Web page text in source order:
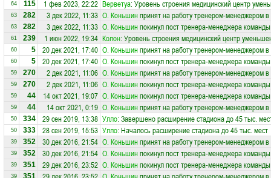
64 115 1 фев 2023, 22:22 Верветуа: Уровень строения медицинский центр
63 282 3 дек 2022, 11:33 О. Коньшинпринят на работу тренером-менеджером
63 282 3 дек 2022, 11:33 О. Коньшинпокинул пост тренера-менеджера
61 239 1 июн 2022, 19:34 Колон: Уровень строения медицинский центр
60 5 20 дек 2021, 17:40 О. Коньшинпринят на работу тренером-менеджером
60 5 20 дек 2021, 17:40 О. Коньшинпокинул пост тренера-менеджера
59 270 2 дек 2021, 11:06 О. Коньшинпринят на работу тренером-менеджером
59 270 2 дек 2021, 11:06 О. Коньшинпокинул пост тренера-менеджера
59 44 14 окт 2021, 19:07 О. Коньшинпокинул пост тренера-менеджера
59 44 14 окт 2021, 0:19 О. Коньшинпринят на работу тренером-менеджером
50 334 29 сен 2019, 13:38 Улло: Завершено расширение стадиона до 45 тыс.
50 333 28 сен 2019, 15:53 Улло: Началось расширение стадиона до 45 тыс. мест
39 352 30 дек 2016, 21:54 О. Коньшинпринят на работу тренером-менеджером
39 352 30 дек 2016, 21:54 О. Коньшинпокинул пост тренера-менеджера
39 351 29 дек 2016, 23:52 О. Коньшинпокинул пост тренера-менеджера
39 351